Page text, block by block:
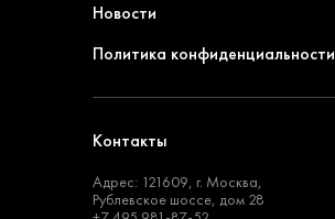
Новости
Политика конфиденциальности
Контакты
Адрес: 121609, г. Москва,
Рублевское шоссе, дом 28